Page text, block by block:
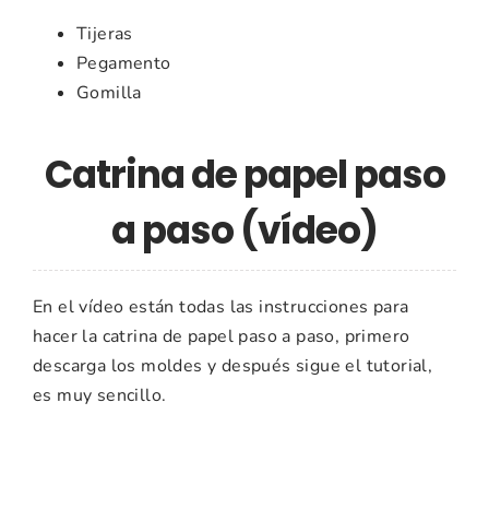
Tijeras
Pegamento
Gomilla
Catrina de papel paso
a paso (vídeo)
En el vídeo están todas las instrucciones para
hacer la catrina de papel paso a paso, primero
descarga los moldes y después sigue el tutorial,
es muy sencillo.